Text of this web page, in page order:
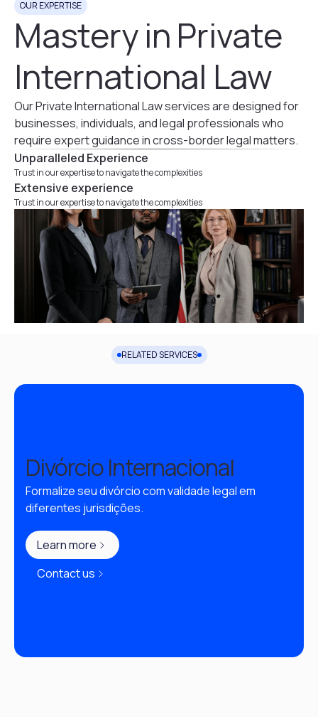
OUR EXPERTISE
Mastery in Private
International Law
Our Private International Law services are designed for
businesses, individuals, and legal professionals who
require expert guidance in cross-border legal matters.
Unparalleled Experience
Trust in our expertise to navigate the complexities
Extensive experience
Trust in our expertise to navigate the complexities
RELATED SERVICES
Divórcio Internacional
Formalize seu divórcio com validade legal em
diferentes jurisdições.
Learn more
Contact us